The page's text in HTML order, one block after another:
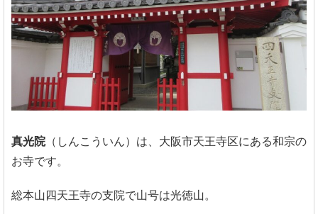
真光院（しんこういん）は、大阪市天王寺区にある和宗の
お寺です。
総本山四天王寺の支院で山号は光徳山。